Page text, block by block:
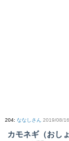
204: ななしさん 2019/08/
カモネギ（おし